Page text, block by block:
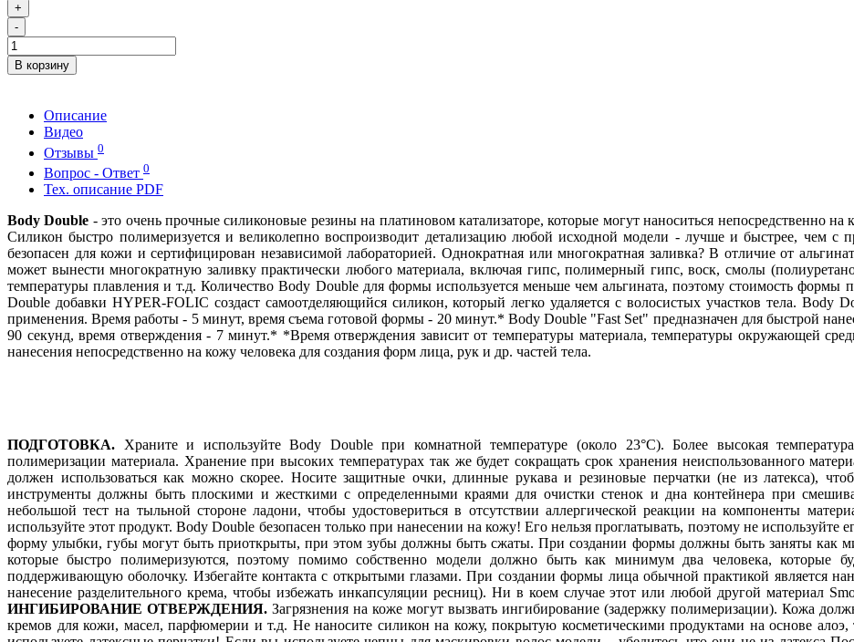
+
-
В корзину
Описание
Видео
Отзывы 0
Вопрос - Ответ 0
Тех. описание PDF
Body Double - это очень прочные силиконовые резины на платиновом катализаторе, которые могут наноситься непосредственно
Силикон быстро полимеризуется и великолепно воспроизводит детализацию любой исходной модели - лучше и быстрее, чем с
безопасен для кожи и сертифицирован независимой лабораторией. Однократная или многократная заливка? В отличие от
может вынести многократную заливку практически любого материала, включая гипс, полимерный гипс, воск, смолы
температуры плавления и т.д. Количество Body Double для формы используется меньше чем альгината, поэтому стоимость формы
Double добавки HYPER-FOLIC создаст самоотделяющийся силикон, который легко удаляется с волосистых участков тела. Body
применения. Время работы - 5 минут, время съема готовой формы - 20 минут.* Body Double "Fast Set" предназначен для быстрой
90 секунд, время отверждения - 7 минут.* *Время отверждения зависит от температуры материала, температуры окружающей
нанесения непосредственно на кожу человека для создания форм лица, рук и др. частей тела.
ПОДГОТОВКА. Храните и используйте Body Double при комнатной температуре (около 23°С). Более высокая
полимеризации материала. Хранение при высоких температурах так же будет сокращать срок хранения неиспользованного
должен использоваться как можно скорее. Носите защитные очки, длинные рукава и резиновые перчатки (не из латекса),
инструменты должны быть плоскими и жесткими с определенными краями для очистки стенок и дна контейнера при
небольшой тест на тыльной стороне ладони, чтобы удостовериться в отсутствии аллергической реакции на компоненты
используйте этот продукт. Body Double безопасен только при нанесении на кожу! Его нельзя проглатывать, поэтому не
форму улыбки, губы могут быть приоткрыты, при этом зубы должны быть сжаты. При создании формы должны быть заняты как
которые быстро полимеризуются, поэтому помимо собственно модели должно быть как минимум два человека, которые
поддерживающую оболочку. Избегайте контакта с открытыми глазами. При создании формы лица обычной практикой является
нанесение разделительного крема, чтобы избежать инкапсуляции ресниц). Ни в коем случае этот или любой другой материал
ИНГИБИРОВАНИЕ ОТВЕРЖДЕНИЯ. Загрязнения на коже могут вызвать ингибирование (задержку полимеризации). Кожа
кремов для кожи, масел, парфюмерии и т.д. Не наносите силикон на кожу, покрытую косметическими продуктами на основе